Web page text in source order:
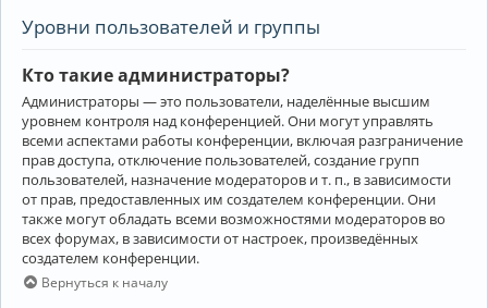
Уровни пользователей и группы
Кто такие администраторы?
Администраторы — это пользователи, наделённые высшим
уровнем контроля над конференцией. Они могут управлять
всеми аспектами работы конференции, включая разграничение
прав доступа, отключение пользователей, создание групп
пользователей, назначение модераторов и т. п., в зависимости
от прав, предоставленных им создателем конференции. Они
также могут обладать всеми возможностями модераторов во
всех форумах, в зависимости от настроек, произведённых
создателем конференции.
Вернуться к началу